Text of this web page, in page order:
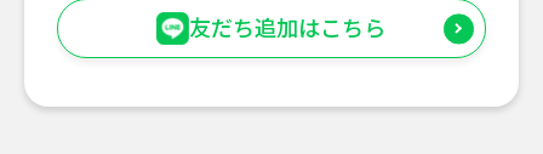
友だち追加はこちら